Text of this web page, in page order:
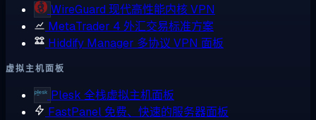
WireGuard 现代高性能内核 VPN
MetaTrader 4 外汇交易标准方案
Hiddify Manager 多协议 VPN 面板
虚拟主机面板
Plesk 全栈虚拟主机面板
FastPanel 免费、快速的服务器面板